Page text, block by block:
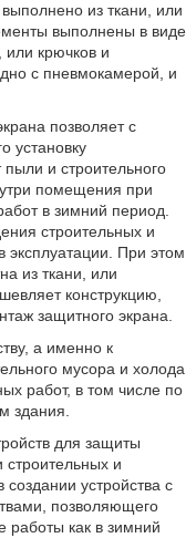
из ткани, или
выполнены в виде
или крючков и
с пневмокамерой, и
позволяет с
установку
и строительного
помещения при
в зимний период.
строительных и
эксплуатации. При этом
из ткани, или
конструкцию,
защитного экрана.
а именно к
мусора и холода
работ, в том числе по
здания.
для защиты
и
устройства с
позволяющего
работы как в зимний